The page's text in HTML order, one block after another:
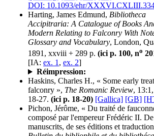
DOI: 10.1093/ehr/
Harting, James Edmund, Bibliotheca
Accipitraria: A Catalogue of Books
Modern Relating to Falconry With
Glossary and Vocabulary, London,
1891, xxviii + 289 p. (ici p. 100, no
[IA: ex. 1 , ex. 2]
Réimpression:
Haskins, Charles H., « Some early
falconry », The Romanic Review,
18-27. (ici p. 18-20) [Gallica] [GB]
Pichon, Jérôme, « Du traité de
composé par l'empereur Frédéric II. De
manuscrits, de ses éditions et